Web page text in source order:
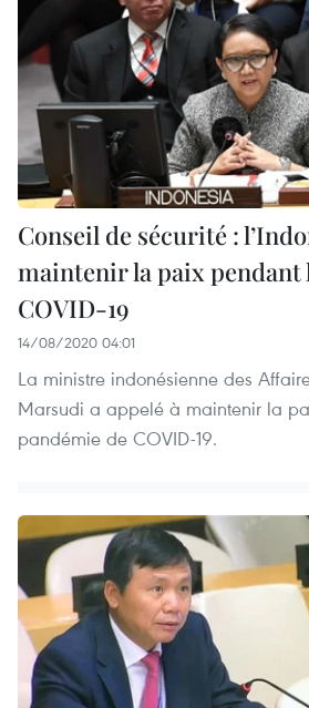
Conseil de sécurité :
maintenir la paix pendant
COVID-19
14/08/2020 04:01
La ministre indonésienne des
Marsudi a appelé à maintenir la
pandémie de COVID-19.